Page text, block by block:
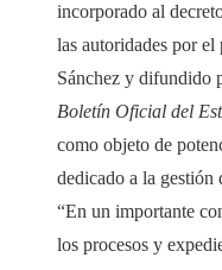
incorporado al
las autoridades por el
Sánchez y difundido
Boletín Oficial del
como objeto de
dedicado a la gestión
“En un importante
los procesos y